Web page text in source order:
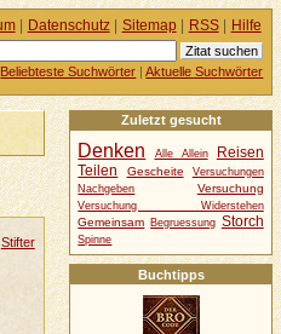
Stifter
Zuletzt gesucht
Denken Alle Allein
Reisen
Teilen
Gescheite
Versuchungen
Nachgeben
Versuchung
Versuchung Widerstehen
Gemeinsam Begruessung Storch
Spinne
Buchtipps
| Datenschutz| Sitemap| RSS| Hilfe
Beliebteste Suchwörter |Aktuelle Suchwörter